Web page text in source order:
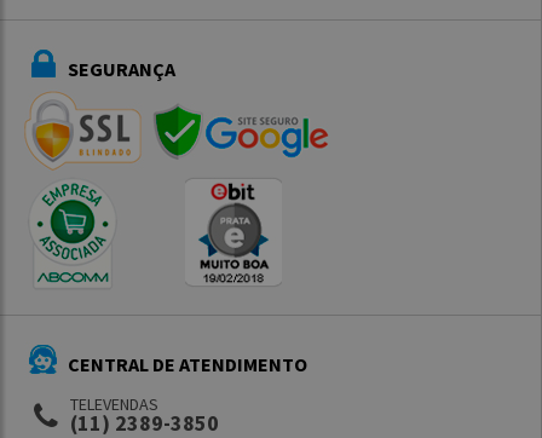
SEGURANÇA
CENTRAL DE ATENDIMENTO
TELEVENDAS
(11) 2389-3850